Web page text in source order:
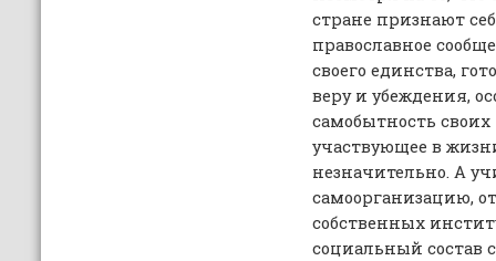
стране признают
православное
своего единства,
веру и убеждения,
самобытность
участвующее в
незначительно. А
самоорганизацию,
собственных
социальный состав